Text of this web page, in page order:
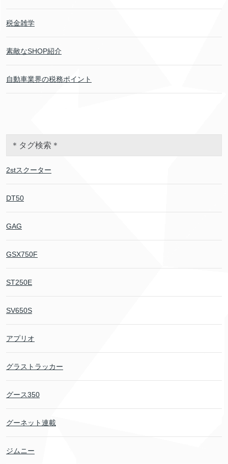
税金雑学
素敵なSHOP紹介
自動車業界の税務ポイント
＊タグ検索＊
2stスクーター
DT50
GAG
GSX750F
ST250E
SV650S
アプリオ
グラストラッカー
グース350
グーネット連載
ジムニー